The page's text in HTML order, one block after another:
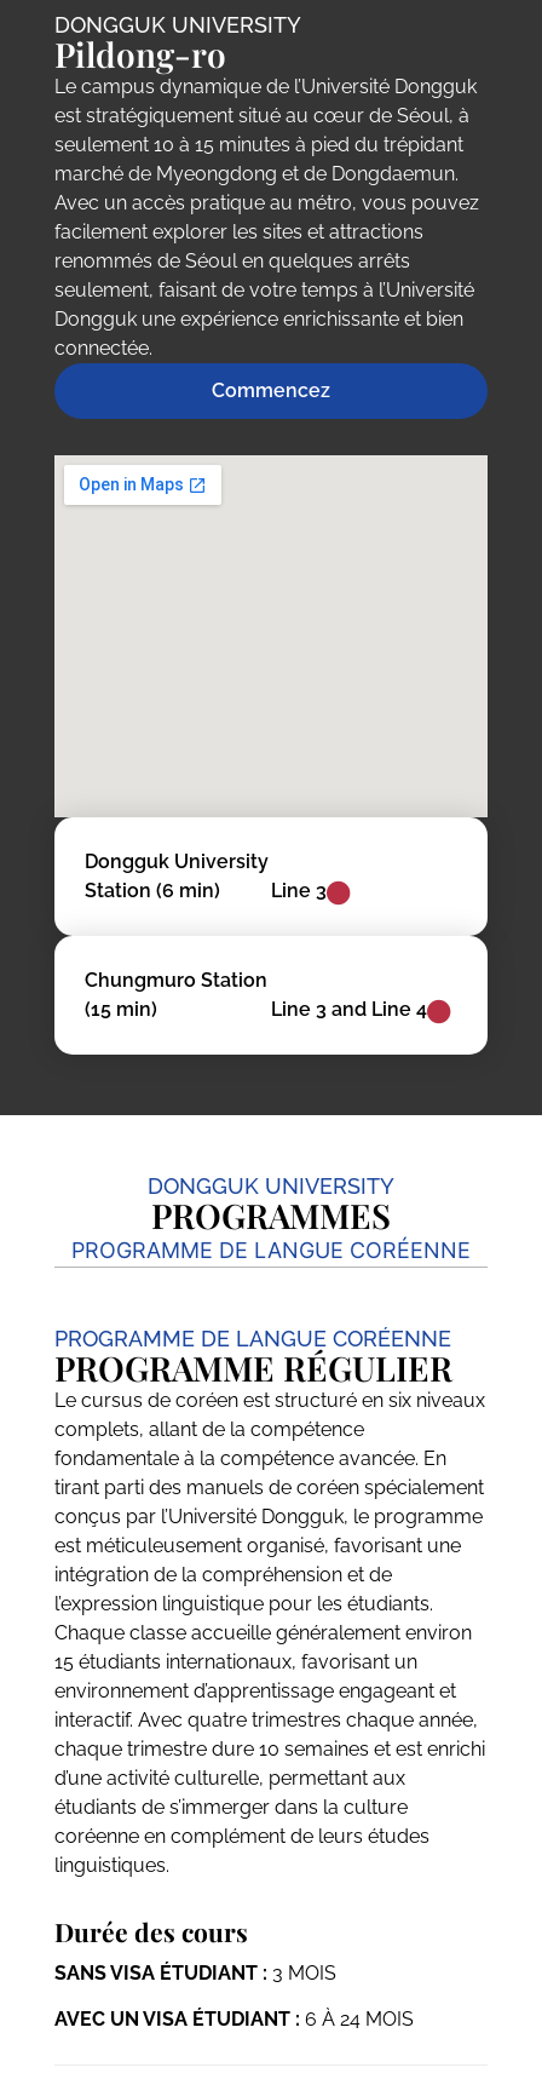
DONGGUK UNIVERSITY
Pildong-ro
Le campus dynamique de l’Université Dongguk
est stratégiquement situé au cœur de Séoul, à
seulement 10 à 15 minutes à pied du trépidant
marché de Myeongdong et de Dongdaemun.
Avec un accès pratique au métro, vous pouvez
facilement explorer les sites et attractions
renommés de Séoul en quelques arrêts
seulement, faisant de votre temps à l’Université
Dongguk une expérience enrichissante et bien
connectée.
Commencez
Dongguk University
Station (6 min)
Line 3
Chungmuro Station
(15 min)
Line 3 and Line 4
DONGGUK UNIVERSITY
PROGRAMMES
PROGRAMME DE LANGUE CORÉENNE
PROGRAMME DE LANGUE CORÉENNE
PROGRAMME RÉGULIER
Le cursus de coréen est structuré en six niveaux
complets, allant de la compétence
fondamentale à la compétence avancée. En
tirant parti des manuels de coréen spécialement
conçus par l’Université Dongguk, le programme
est méticuleusement organisé, favorisant une
intégration de la compréhension et de
l’expression linguistique pour les étudiants.
Chaque classe accueille généralement environ
15 étudiants internationaux, favorisant un
environnement d’apprentissage engageant et
interactif. Avec quatre trimestres chaque année,
chaque trimestre dure 10 semaines et est enrichi
d’une activité culturelle, permettant aux
étudiants de s’immerger dans la culture
coréenne en complément de leurs études
linguistiques.
Durée des cours
SANS VISA ÉTUDIANT : 3 MOIS
AVEC UN VISA ÉTUDIANT : 6 À 24 MOIS